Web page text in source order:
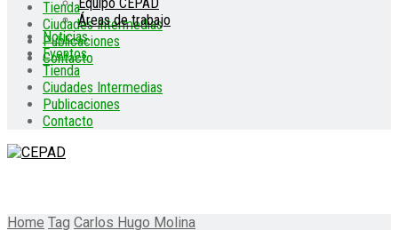
Tienda
Ciudades Intermedias
Publicaciones
Contacto
Áreas de trabajo
Noticias
Eventos
Tienda
Ciudades Intermedias
Publicaciones
Contacto
Home Tag Carlos Hugo Molina